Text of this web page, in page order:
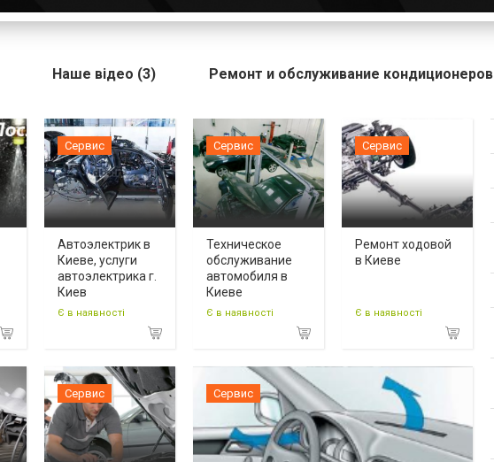
Наше відео (3) Ремонт и обслуживание кондиционеров
Сервис
Автоэлектрик в
Киеве, услуги
автоэлектрика г.
Киев
Є в наявності
Сервис
Техническое
обслуживание
автомобиля в
Киеве
Є в наявності
Сервис
Ремонт ходовой
в Киеве
Є в наявності
Сервис Сервис